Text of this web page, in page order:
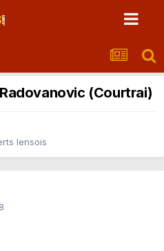
(Courtrai)
lensois